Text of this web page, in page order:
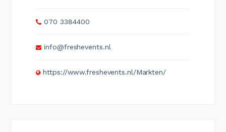
070 3384400
info@freshevents.nl
https://www.freshevents.nl/Markten/